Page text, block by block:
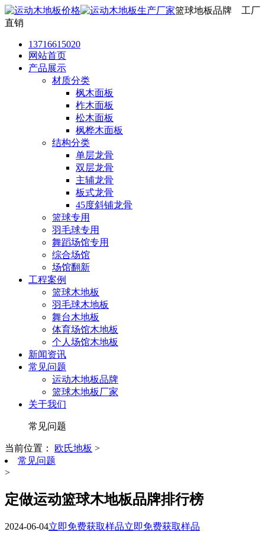
篮球地板品牌 工厂
直销
13716615020
网站首页
产品展示
材质分类
枫木面板
柞木面板
松木面板
枫桦木面板
结构分类
单层龙骨
双层龙骨
主辅龙骨
板式龙骨
45度斜铺龙骨
篮球专用
羽毛球专用
舞蹈场馆专用
综合场馆
场馆翻新
工程案例
篮球木地板
羽毛球木地板
舞台木地板
体育场馆木地板
个人场馆木地板
新闻资讯
常见问题
运动木地板品牌
篮球木地板厂家
关于我们
常见问题
当前位置： 欧氏地板 >
常见问题
>
定做运动篮球木地板品牌排行榜
2024-06-04立即免费获取样品立即免费获取样品